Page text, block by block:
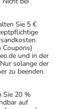
Sie 5 €
Coupons)
und in der
solange der
zu beenden.
Sie 20 %
auf